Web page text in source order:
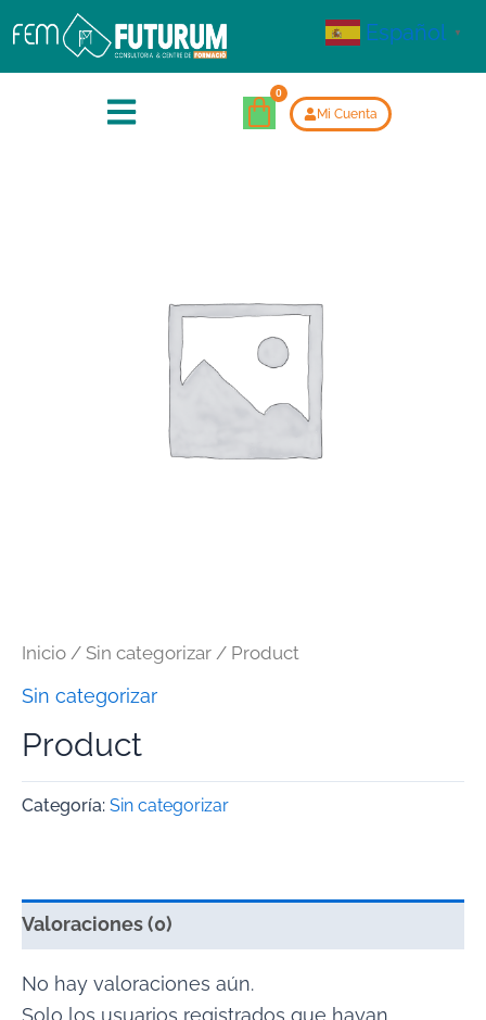
Mi Cuenta
Inicio / Sin categorizar / Product
Sin categorizar
Product
Categoría: Sin categorizar
Valoraciones (0)
No hay valoraciones aún.
Solo los usuarios registrados que hayan
Español ▼